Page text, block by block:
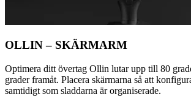
OLLIN – SKÄRMARM
Optimera ditt övertag Ollin lutar upp till 80
grader framåt. Placera skärmarna så att
samtidigt som sladdarna är organiserade.